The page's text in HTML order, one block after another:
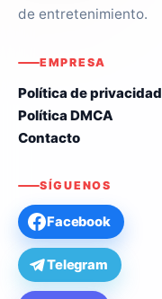
de entretenimiento.
EMPRESA
Política de privacidad
Política DMCA
Contacto
SÍGUENOS
Facebook
Telegram